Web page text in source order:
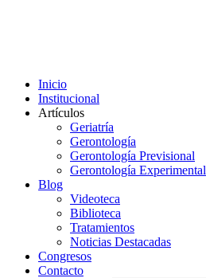
Inicio
Institucional
Artículos
Geriatría
Gerontología
Gerontología Previsional
Gerontología Experimental
Blog
Videoteca
Biblioteca
Tratamientos
Noticias Destacadas
Congresos
Contacto